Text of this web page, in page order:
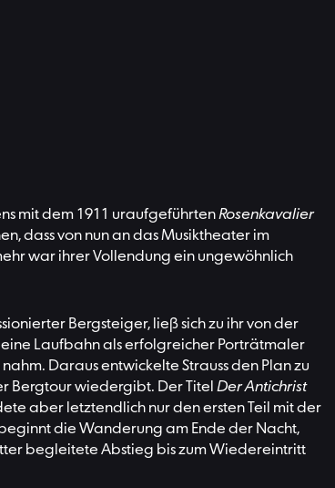
mit dem 1911 uraufgeführtenRosenkavalier
dass von nun an das Musiktheater im
war ihrer Vollendung ein ungewöhnlich
Bergsteiger, ließ sich zu ihr von der
Laufbahn als erfolgreicher Porträtmaler
Daraus entwickelte Strauss den Plan zu
Bergtour wiedergibt. Der Titel Der Antichrist
aber letztendlich nur den ersten Teil mit der
die Wanderung am Ende der Nacht,
begleitete Abstieg bis zum Wiedereintritt